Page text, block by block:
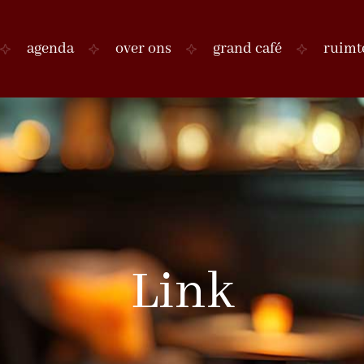
agenda over ons grand café
Link